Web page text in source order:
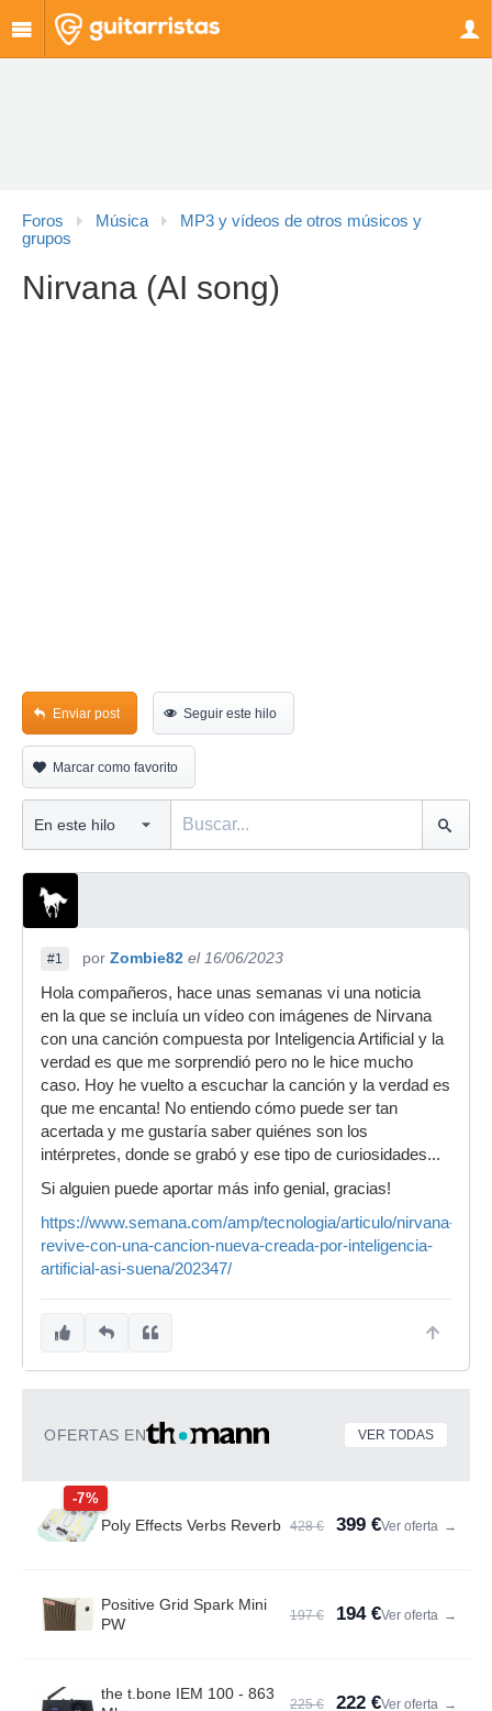
Foros Música
MP3 y vídeos de otros músicos y
grupos
Nirvana (AI song)
Enviar post Seguir este hilo
Marcar como favorito
#1 por Zombie82 el 16/06/2023
Hola compañeros, hace unas semanas vi una noticia
en la que se incluía un vídeo con imágenes de Nirvana
con una canción compuesta por Inteligencia Artificial y la
verdad es que me sorprendió pero no le hice mucho
caso. Hoy he vuelto a escuchar la canción y la verdad es
que me encanta! No entiendo cómo puede ser tan
acertada y me gustaría saber quiénes son los
intérpretes, donde se grabó y ese tipo de curiosidades...
Si alguien puede aportar más info genial, gracias!
https://www.semana.com/amp/tecnologia/articulo/nirvana-
revive-con-una-cancion-nueva-creada-por-inteligencia-
artificial-asi-suena/202347/
OFERTAS EN VER TODAS
-7%
Poly Effects Verbs Reverb 428 € 399 €Ver oferta →
Positive Grid Spark Mini
PW
197 € 194 €Ver oferta →
the t.bone IEM 100 - 863
225 € 222 €Ver oferta →